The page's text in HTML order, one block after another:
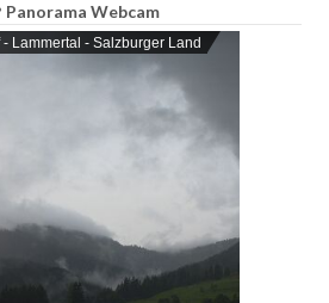
Panorama Webcam
Lammertal - Salzburger Land